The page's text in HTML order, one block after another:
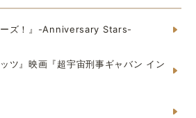
ーズ！』-Anniversary Stars-
ツ』映画『超宇宙刑事ギャバン イン